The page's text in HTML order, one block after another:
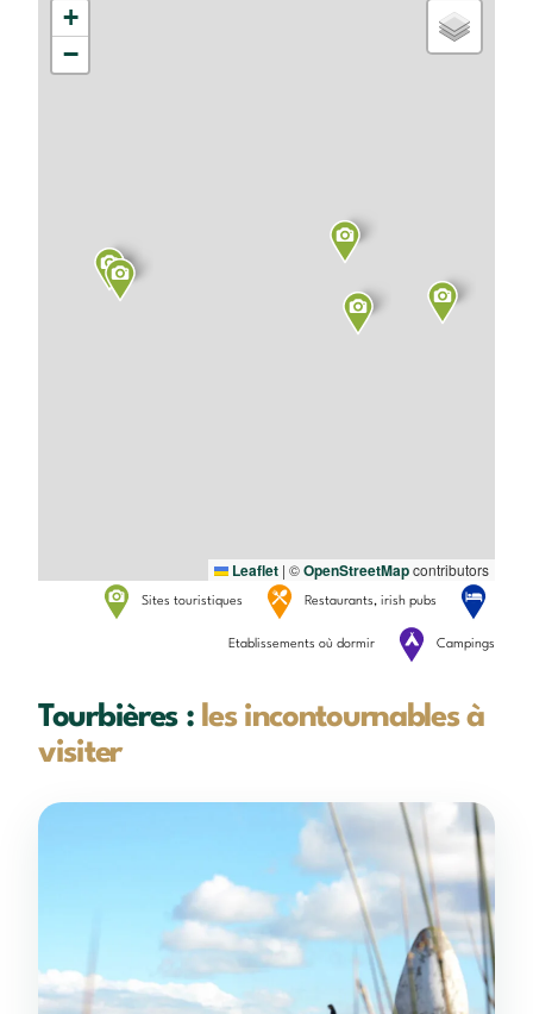
+
−
Leaflet | ©OpenStreetMapcontributors
Sites touristiques Restaurants, irish pubs
Etablissements où dormir Campings
Tourbières : les incontournables à
visiter